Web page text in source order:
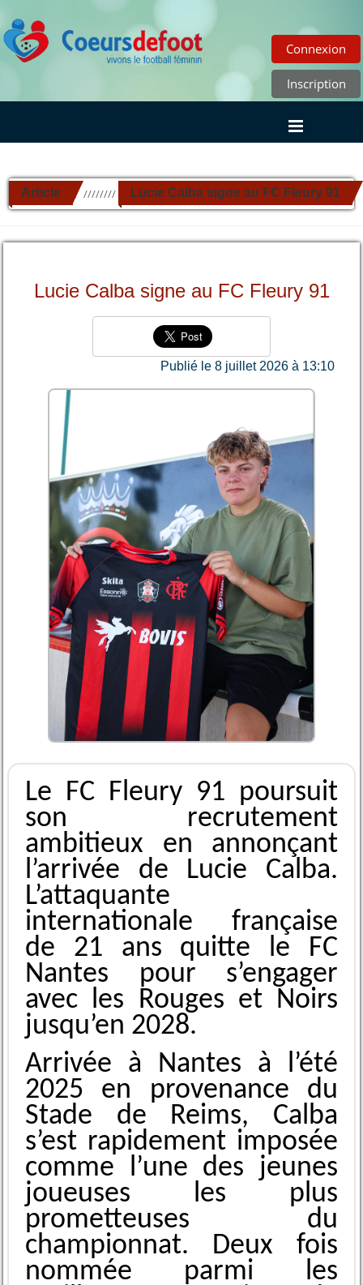
Connexion
Inscription
Article ////////// Lucie Calba signe au FC Fleury 91
Lucie Calba signe au FC Fleury 91
Publié le 8 juillet 2026 à 13:10
Le FC Fleury 91 poursuit
son recrutement
ambitieux en annonçant
l’arrivée de Lucie Calba.
L’attaquante
internationale française
de 21 ans quitte le FC
Nantes pour s’engager
avec les Rouges et Noirs
jusqu’en 2028.
Arrivée à Nantes à l’été
2025 en provenance du
Stade de Reims, Calba
s’est rapidement imposée
comme l’une des jeunes
joueuses les plus
prometteuses du
championnat. Deux fois
nommée parmi les